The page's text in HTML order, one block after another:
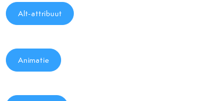
Alt-attribuut
Animatie